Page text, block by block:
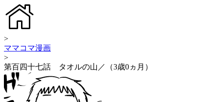
>
ママコマ漫画
>
第百四十七話 タオルの山／（3歳0ヵ月）